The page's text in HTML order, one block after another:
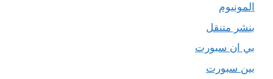
المونيوم
بنشر متنقل
بي ان سبورت
بين سبورت